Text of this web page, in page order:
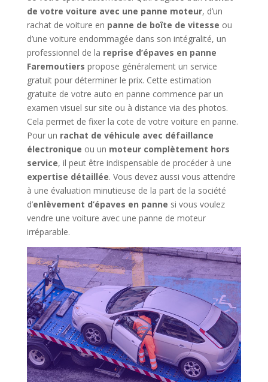
de votre voiture avec une panne moteur, d’un
rachat de voiture en panne de boîte de vitesse ou
d’une voiture endommagée dans son intégralité, un
professionnel de la reprise d’épaves en panne
Faremoutiers propose généralement un service
gratuit pour déterminer le prix. Cette estimation
gratuite de votre auto en panne commence par un
examen visuel sur site ou à distance via des photos.
Cela permet de fixer la cote de votre voiture en panne.
Pour un rachat de véhicule avec défaillance
électronique ou un moteur complètement hors
service, il peut être indispensable de procéder à une
expertise détaillée. Vous devez aussi vous attendre
à une évaluation minutieuse de la part de la société
d’enlèvement d’épaves en panne si vous voulez
vendre une voiture avec une panne de moteur
irréparable.